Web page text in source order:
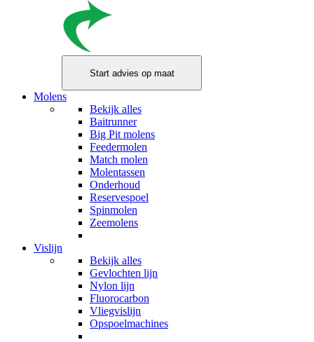
Molens
Bekijk alles
Baitrunner
Big Pit molens
Feedermolen
Match molen
Molentassen
Onderhoud
Reservespoel
Spinmolen
Zeemolens
Vislijn
Bekijk alles
Gevlochten lijn
Nylon lijn
Fluorocarbon
Vliegvislijn
Opspoelmachines